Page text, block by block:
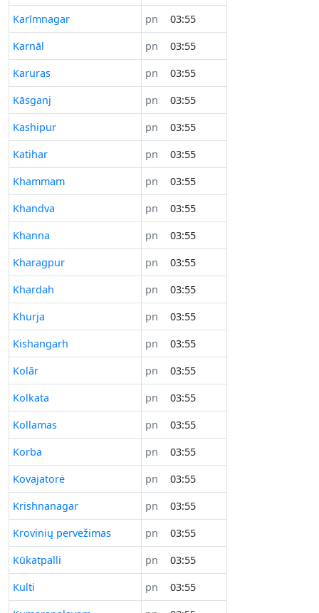
Karīmnagar
pn
03:55
Karnāl
pn
03:55
Karuras
pn
03:55
Kāsganj
pn
03:55
Kashipur
pn
03:55
Katihar
pn
03:55
Khammam
pn
03:55
Khandva
pn
03:55
Khanna
pn
03:55
Kharagpur
pn
03:55
Khardah
pn
03:55
Khurja
pn
03:55
Kishangarh
pn
03:55
Kolār
pn
03:55
Kolkata
pn
03:55
Kollamas
pn
03:55
Korba
pn
03:55
Kovajatorė
pn
03:55
Krishnanagar
pn
03:55
Krovinių pervežimas
pn
03:55
Kūkatpalli
pn
03:55
Kulti
pn
03:55